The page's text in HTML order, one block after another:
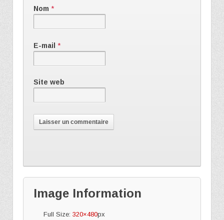
Nom *
E-mail *
Site web
Image Information
Full Size: 320×480px